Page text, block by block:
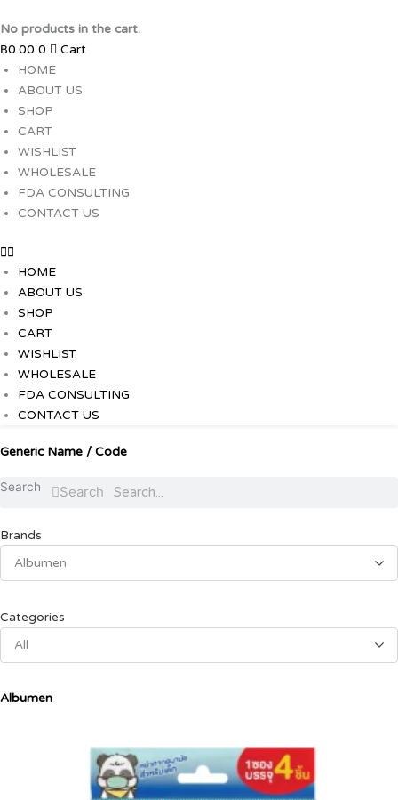
to
content
No products in the cart.
฿0.00 0
Cart
HOME
ABOUT US
SHOP
CART
WISHLIST
WHOLESALE
FDA CONSULTING
CONTACT US
HOME
ABOUT US
SHOP
CART
WISHLIST
WHOLESALE
FDA CONSULTING
CONTACT US
Generic Name / Code
Search Search
Brands
Albumen
Categories
All
Albumen